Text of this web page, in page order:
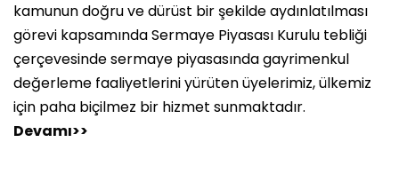
kamunun doğru ve dürüst bir şekilde aydınlatılması
görevi kapsamında Sermaye Piyasası Kurulu tebliği
çerçevesinde sermaye piyasasında gayrimenkul
değerleme faaliyetlerini yürüten üyelerimiz, ülkemiz
için paha biçilmez bir hizmet sunmaktadır.
Devamı>>